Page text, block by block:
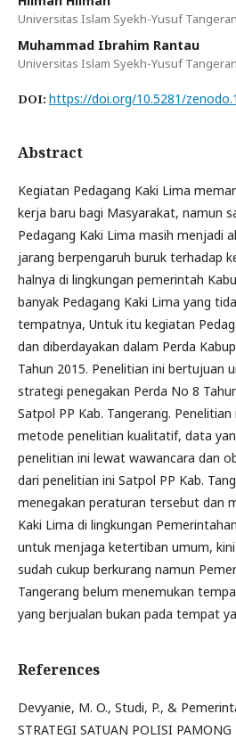
Universitas Islam Syekh-Yusuf
Muhammad Ibrahim Rantau
Universitas Islam Syekh-Yusuf
DOI: https://doi.org/10.5281/
Abstract
Kegiatan Pedagang Kaki Lima
kerja baru bagi Masyarakat, namun
Pedagang Kaki Lima masih menjadi
jarang berpengaruh buruk terhadap
halnya di lingkungan pemerintah
banyak Pedagang Kaki Lima yang
tempatnya, Untuk itu kegiatan
dan diberdayakan dalam Perda
Tahun 2015. Penelitian ini bertujuan
strategi penegakan Perda No 8
Satpol PP Kab. Tangerang.
metode penelitian kualitatif, data
penelitian ini lewat wawancara dan
dari penelitian ini Satpol PP Kab.
menegakan peraturan tersebut dan
Kaki Lima di lingkungan
untuk menjaga ketertiban umum,
sudah cukup berkurang namun
Tangerang belum menemukan
yang berjualan bukan pada tempat
References
Devyanie, M. O., Studi, P., &
STRATEGI SATUAN POLISI PAMONG